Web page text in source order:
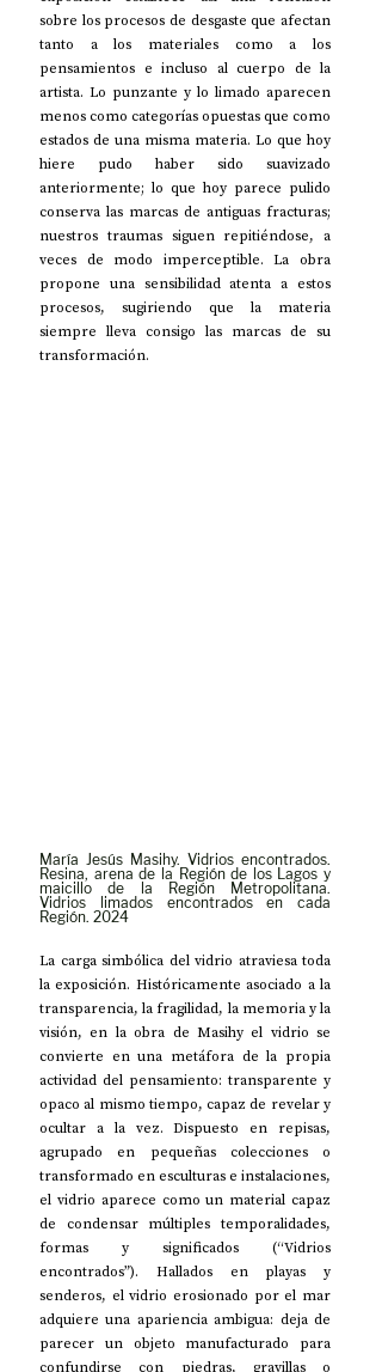
sobre los procesos de desgaste que afectan
tanto a los materiales como a los
pensamientos e incluso al cuerpo de la
artista. Lo punzante y lo limado aparecen
menos como categorías opuestas que como
estados de una misma materia. Lo que hoy
hiere pudo haber sido suavizado
anteriormente; lo que hoy parece pulido
conserva las marcas de antiguas fracturas;
nuestros traumas siguen repitiéndose, a
veces de modo imperceptible. La obra
propone una sensibilidad atenta a estos
procesos, sugiriendo que la materia
siempre lleva consigo las marcas de su
transformación.
María Jesús Masihy. Vidrios encontrados.
Resina, arena de la Región de los Lagos y
maicillo de la Región Metropolitana.
Vidrios limados encontrados en cada
Región. 2024
La carga simbólica del vidrio atraviesa toda
la exposición. Históricamente asociado a la
transparencia, la fragilidad, la memoria y la
visión, en la obra de Masihy el vidrio se
convierte en una metáfora de la propia
actividad del pensamiento: transparente y
opaco al mismo tiempo, capaz de revelar y
ocultar a la vez. Dispuesto en repisas,
agrupado en pequeñas colecciones o
transformado en esculturas e instalaciones,
el vidrio aparece como un material capaz
de condensar múltiples temporalidades,
formas y significados (“Vidrios
encontrados”). Hallados en playas y
senderos, el vidrio erosionado por el mar
adquiere una apariencia ambigua: deja de
parecer un objeto manufacturado para
confundirse con piedras, gravillas o